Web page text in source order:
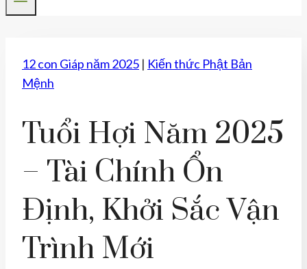
12 con Giáp năm 2025 | Kiến thức Phật Bản
Mệnh
Tuổi Hợi Năm 2025
– Tài Chính Ổn
Định, Khởi Sắc Vận
Trình Mới